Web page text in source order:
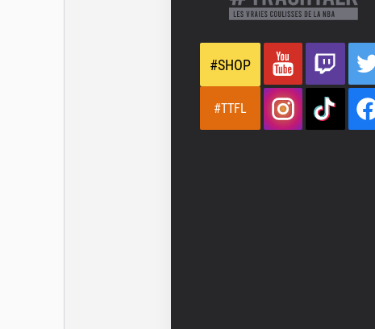
#SHOP
#TTFL